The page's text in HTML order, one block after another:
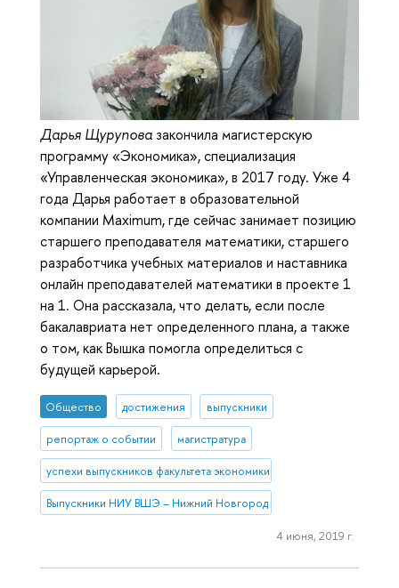
Дарья Щурупова закончила магистерскую
программу «Экономика», специализация
«Управленческая экономика», в 2017 году. Уже 4
года Дарья работает в образовательной
компании Maximum, где сейчас занимает позицию
старшего преподавателя математики, старшего
разработчика учебных материалов и наставника
онлайн преподавателей математики в проекте 1
на 1. Она рассказала, что делать, если после
бакалавриата нет определенного плана, а также
о том, как Вышка помогла определиться с
будущей карьерой.
Общество достижения выпускники
репортаж о событии магистратура
успехи выпускников факультета экономики
Выпускники НИУ ВШЭ – Нижний Новгород
4 июня, 2019 г.